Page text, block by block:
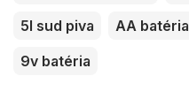
5l sud piva
AA batéria
9v batéria